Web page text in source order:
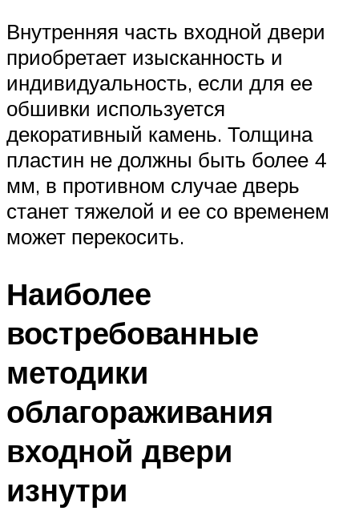
Внутренняя часть входной двери
приобретает изысканность и
индивидуальность, если для ее
обшивки используется
декоративный камень. Толщина
пластин не должны быть более 4
мм, в противном случае дверь
станет тяжелой и ее со временем
может перекосить.
Наиболее
востребованные
методики
облагораживания
входной двери
изнутри